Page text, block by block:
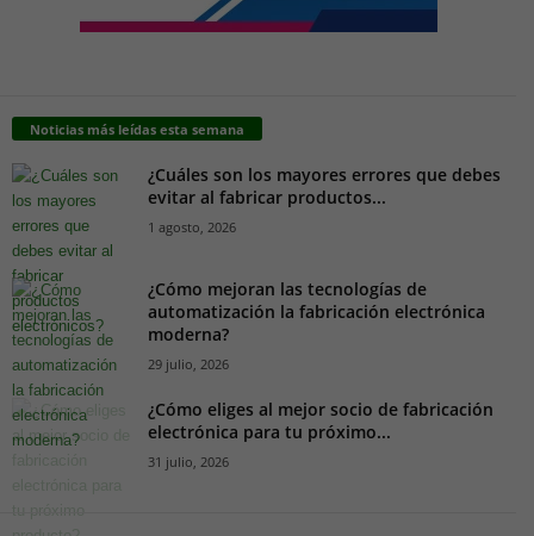
Noticias más leídas esta semana
¿Cuáles son los mayores errores que debes
evitar al fabricar productos...
1 agosto, 2026
¿Cómo mejoran las tecnologías de
automatización la fabricación electrónica
moderna?
29 julio, 2026
¿Cómo eliges al mejor socio de fabricación
electrónica para tu próximo...
31 julio, 2026